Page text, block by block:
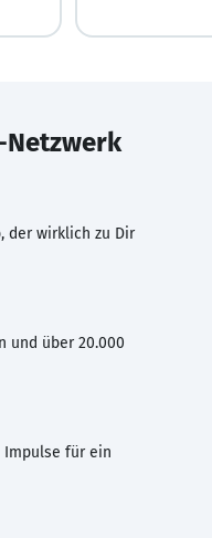
Netzwerk
der wirklich zu Dir
und über 20.000
Impulse für ein